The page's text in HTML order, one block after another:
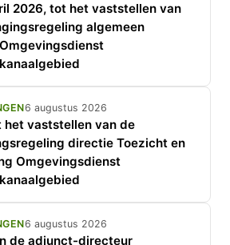
2026, tot het vaststellen van
algemeen
6 augustus 2026
het vaststellen van de
directie Toezicht en
Omgevingsdienst
6 augustus 2026
de adjunct-directeur